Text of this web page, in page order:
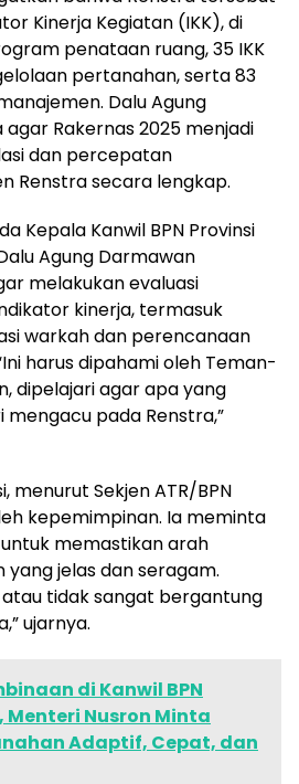
Kinerja Kegiatan (IKK), di
penataan ruang, 35 IKK
pertanahan, serta 83
Dalu Agung
Rakernas 2025 menjadi
dan percepatan
Renstra secara lengkap.
Kepala Kanwil BPN Provinsi
Agung Darmawan
melakukan evaluasi
kinerja, termasuk
warkah dan perencanaan
harus dipahami oleh Teman-
dipelajari agar apa yang
pada Renstra,”
menurut Sekjen ATR/BPN
kepemimpinan. Ia meminta
memastikan arah
jelas dan seragam.
tidak sangat bergantung
ujarnya.
di Kanwil BPN
Menteri Nusron Minta
Adaptif, Cepat, dan